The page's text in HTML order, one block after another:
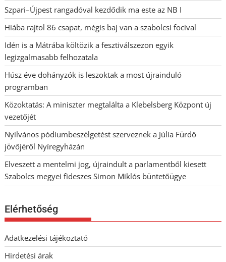
Szpari–Újpest rangadóval kezdődik ma este az NB I
Hiába rajtol 86 csapat, mégis baj van a szabolcsi focival
Idén is a Mátrába költözik a fesztiválszezon egyik
legizgalmasabb felhozatala
Húsz éve dohányzók is leszoktak a most újrainduló
programban
Közoktatás: A miniszter megtalálta a Klebelsberg Központ új
vezetőjét
Nyilvános pódiumbeszélgetést szerveznek a Júlia Fürdő
jövőjéről Nyíregyházán
Elveszett a mentelmi jog, újraindult a parlamentből kiesett
Szabolcs megyei fideszes Simon Miklós büntetőügye
Elérhetőség
Adatkezelési tájékoztató
Hirdetési árak